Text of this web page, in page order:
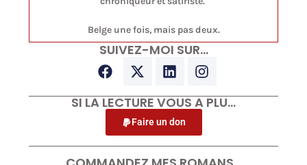
Belge une fois, mais pas deux.
SUIVEZ-MOI SUR…
SI LA LECTURE VOUS A PLU…
Faire un don